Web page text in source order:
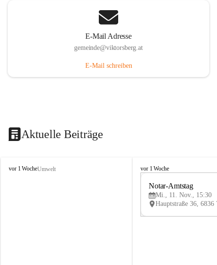
E-Mail Adresse
gemeinde@viktorsberg.at
E-Mail schreiben
Aktuelle Beiträge
V
vor 1 WocheUmwelt
V
vor 1 Woche
Notar-Amtstag
Mi., 11. Nov., 15:30